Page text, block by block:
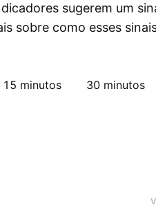
sugerem um
sobre como esses
15 minutos 30 minutos